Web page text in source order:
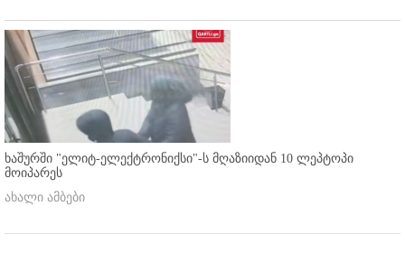
ხაშურში "ელიტ-ელექტრონიქსი"-ს მღაზიიდან 10 ლეპტოპი
მოიპარეს
ახალი ამბები